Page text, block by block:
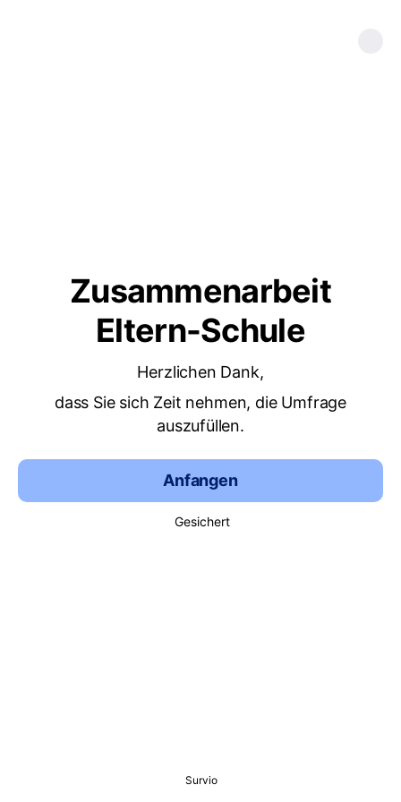
Zusammenarbeit
Eltern-Schule
Herzlichen Dank,
dass Sie sich Zeit nehmen, die Umfrage
auszufüllen.
Anfangen
Gesichert
Survio